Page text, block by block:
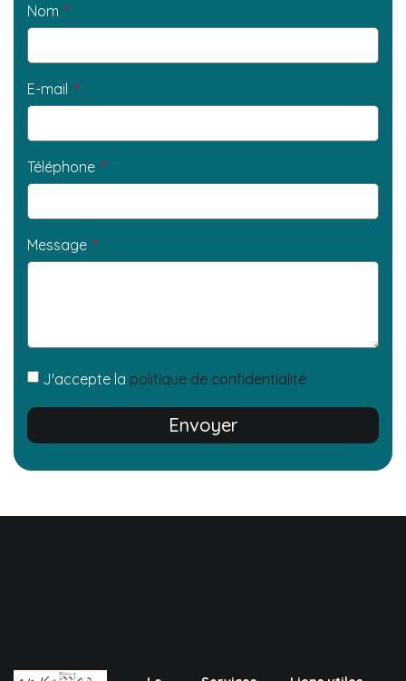
Nom
E-mail
Téléphone
Message
J'accepte la politique de confidentialité
Envoyer